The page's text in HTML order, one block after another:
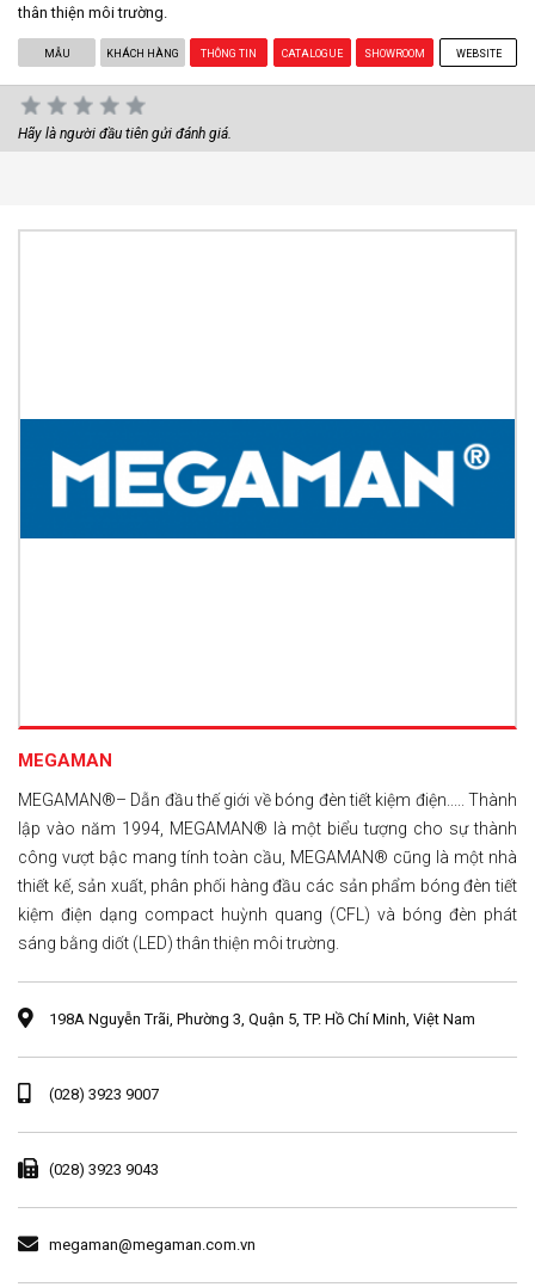
thân thiện môi trường.
MẪU KHÁCH HÀNG THÔNG TIN CATALOGUE SHOWROOM WEBSITE
Hãy là người đầu tiên gửi đánh giá.
MEGAMAN
MEGAMAN®– Dẫn đầu thế giới về bóng đèn tiết kiệm điện..... Thành
lập vào năm 1994, MEGAMAN® là một biểu tượng cho sự thành
công vượt bậc mang tính toàn cầu, MEGAMAN® cũng là một nhà
thiết kế, sản xuất, phân phối hàng đầu các sản phẩm bóng đèn tiết
kiệm điện dạng compact huỳnh quang (CFL) và bóng đèn phát
sáng bằng diốt (LED) thân thiện môi trường.
198A Nguyễn Trãi, Phường 3, Quận 5, TP. Hồ Chí Minh, Việt Nam
(028) 3923 9007
(028) 3923 9043
megaman@megaman.com.vn